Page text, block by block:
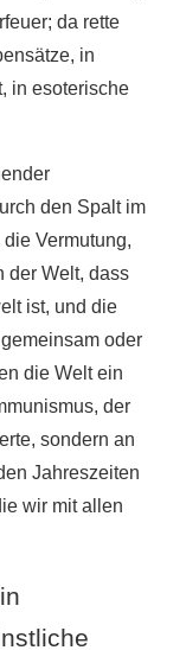
da rette
in
in esoterische
den Spalt im
Vermutung,
der Welt, dass
ist, und die
oder
die Welt ein
der
sondern an
Jahreszeiten
wir mit allen